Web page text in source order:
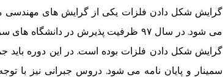
گرایش شکل دادن فلزات یکی از گرایش های مهندسی
سمینار و پایان نامه می شود. دروس جبرانی نیز با